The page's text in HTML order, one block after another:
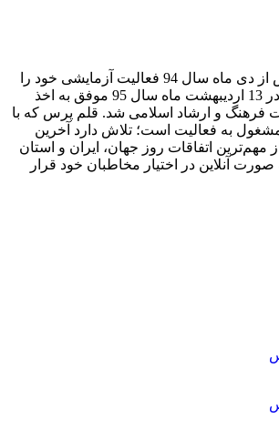
پایگاه خبری قلم پرس از دی ماه سال 94 فعالیت آزمایشی خود را
آغاز کرد و پس از آن در 13 اردیبهشت ماه سال 95 موفق به اخذ
فرهنگ و ارشاد اسلامی شد. قلم پرس که با
مجوز 77544 مشغول به فعالیت است؛ تلاش دارد آخرین
مهم‌ترین اتفاقات روز جهان، ایران و استان
صورت آنلاین در اختیار مخاطبان خود قرار